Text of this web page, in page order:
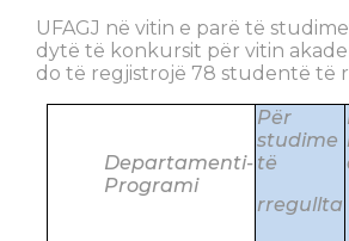
UFAGJ në vitin e parë të
dytë të konkursit për vitin
do të regjistrojë 78 studentë të
Departamenti-
Programi
Për
studime
të
rregullta